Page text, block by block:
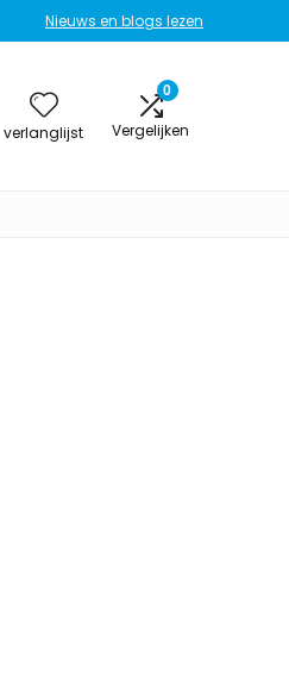
Nieuws en blogs lezen
verlanglijst
0
Vergelijken